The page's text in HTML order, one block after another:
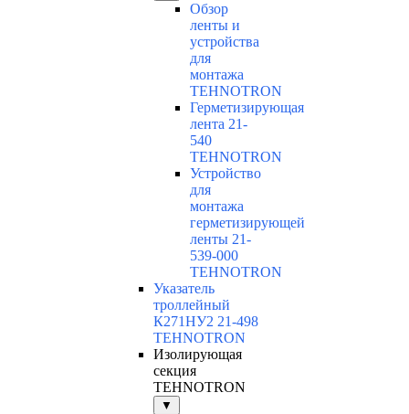
Обзор
ленты и
устройства
для
монтажа
TEHNOTRON
Герметизирующая
лента 21-
540
TEHNOTRON
Устройство
для
монтажа
герметизирующей
ленты 21-
539-000
TEHNOTRON
Указатель
троллейный
К271НУ2 21-498
TEHNOTRON
Изолирующая
секция
TEHNOTRON
▼